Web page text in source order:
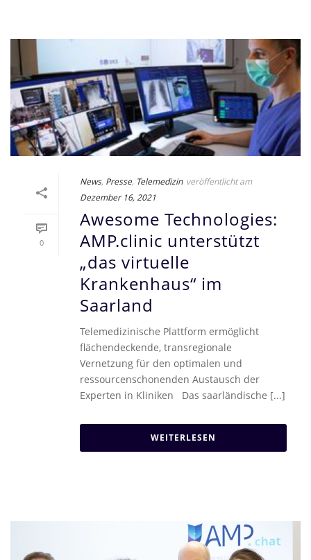
0
News, Presse, Telemedizin veröffentlicht am
Dezember 16, 2021
Awesome Technologies:
AMP.clinic unterstützt
„das virtuelle
Krankenhaus“ im
Saarland
Telemedizinische Plattform ermöglicht
flächendeckende, transregionale
Vernetzung für den optimalen und
ressourcenschonenden Austausch der
Experten in Kliniken Das saarländische [...]
WEITERLESEN